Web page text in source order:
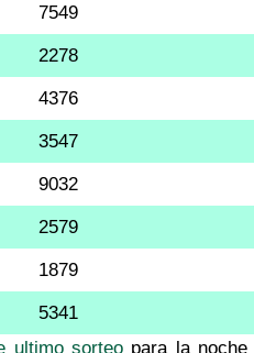
7549
2278
4376
3547
9032
2579
1879
5341
ultimo sorteo para la